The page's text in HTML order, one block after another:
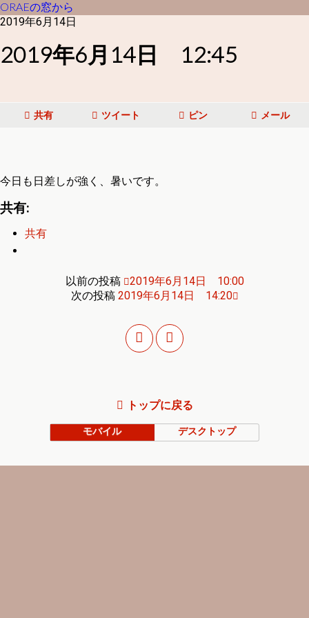
ORAEの窓から
2019年6月14日
2019年6月14日 12:45
共有 ツイート ピン メール
今日も日差しが強く、暑いです。
共有:
共有
以前の投稿
2019年6月14日 10:00
次の投稿 2019年6月14日 14:20
トップに戻る
モバイル デスクトップ